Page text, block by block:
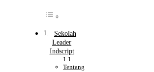
Sekolah
Leader
Indscript
Tentang